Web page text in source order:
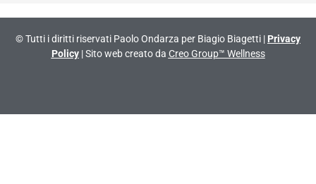
© Tutti i diritti riservati Paolo Ondarza per Biagio Biagetti | Privacy
Policy| Sito web creato da Creo Group™ Wellness